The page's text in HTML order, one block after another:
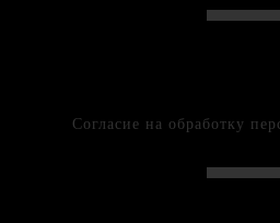
Согласие на обработку